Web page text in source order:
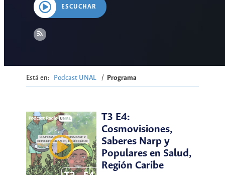
ESCUCHAR
Está en: Podcast UNAL / Programa
T3 E4:
Cosmovisiones,
Saberes Narp y
Populares en Salud,
Región Caribe